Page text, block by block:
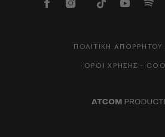
ΠΟΛΙΤΙΚΗ ΑΠΟΡΡΗΤΟΥ
ΟΡΟΙ ΧΡΗΣΗΣ -